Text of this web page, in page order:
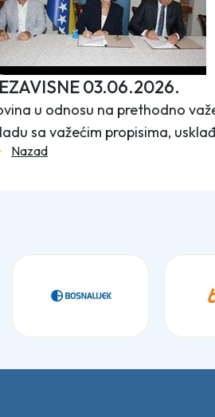
03.06.2026.
u odnosu na prethodno
sa važećim propisima,
Nazad